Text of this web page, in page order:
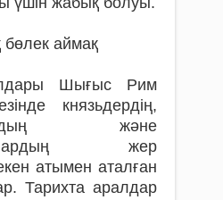
бөлек аймақ
Шығыс Рим
князьдердің,
және
жер
атымен аталған
Тарихта аралдар